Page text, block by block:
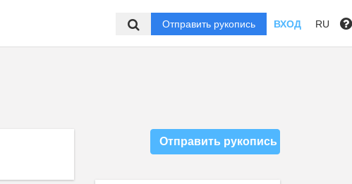
Отправить рукопись ВХОД RU
Отправить рукопись